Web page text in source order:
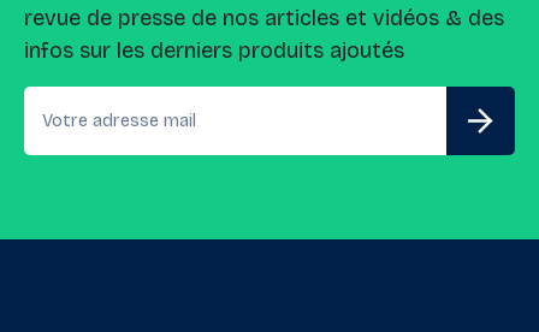
revue de presse de nos articles et vidéos & des
infos sur les derniers produits ajoutés